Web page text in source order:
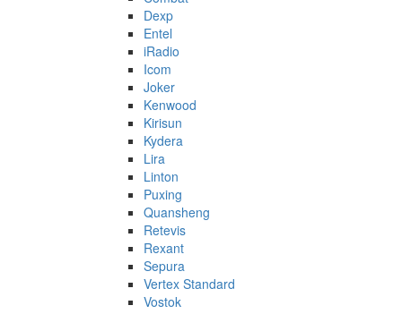
Dexp
Entel
iRadio
Icom
Joker
Kenwood
Kirisun
Kydera
Lira
Linton
Puxing
Quansheng
Retevis
Rexant
Sepura
Vertex Standard
Vostok